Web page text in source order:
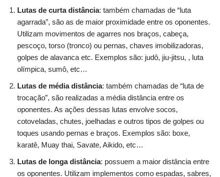
Lutas de curta distância: também chamadas de “luta
agarrada”, são as de maior proximidade entre os oponentes.
Utilizam movimentos de agarres nos braços, cabeça,
pescoço, torso (tronco) ou pernas, chaves imobilizadoras,
golpes de alavanca etc. Exemplos são: judô, jiu-jitsu, , luta
olímpica, sumô, etc…
Lutas de média distância: também chamadas de “luta de
trocação”, são realizadas a média distância entre os
oponentes. As ações dessas lutas envolve socos,
cotoveladas, chutes, joelhadas e outros tipos de golpes ou
toques usando pernas e braços. Exemplos são: boxe,
karatê, Muay thai, Savate, Aikido, etc…
Lutas de longa distância: possuem a maior distância entre
os oponentes. Utilizam implementos como espadas, sabres,